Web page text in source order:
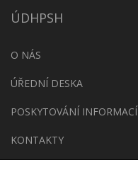
ÚDHPSH
O NÁS
ÚŘEDNÍ DESKA
POSKYTOVÁNÍ INFORMACÍ
KONTAKTY